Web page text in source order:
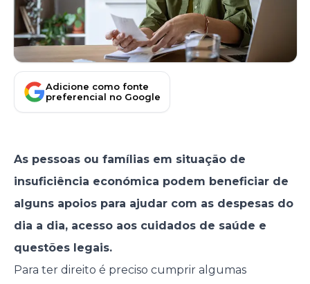
Adicione como fonte
preferencial no Google
As pessoas ou famílias em situação de
insuficiência económica podem beneficiar de
alguns apoios para ajudar com as despesas do
dia a dia, acesso aos cuidados de saúde e
questões legais.
Para ter direito é preciso cumprir algumas